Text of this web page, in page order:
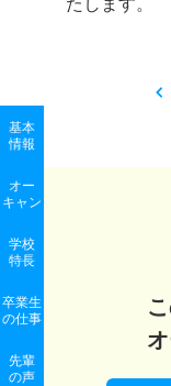
基本
情報
オー
キャン
学校
特長
卒業生
の仕事
先輩
の声
たします。